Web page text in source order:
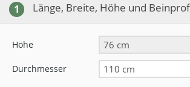
1 Länge, Breite, Höhe und
Höhe
Durchmesser